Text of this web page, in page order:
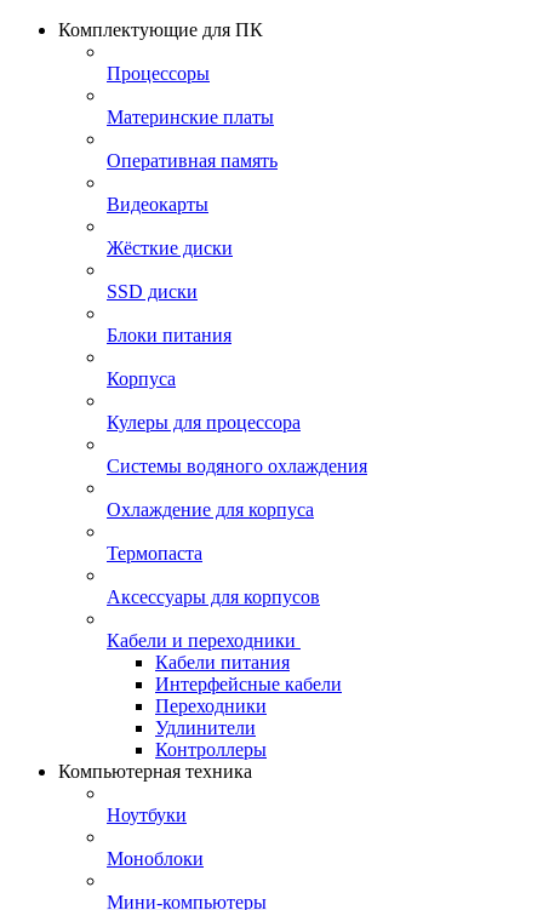
Комплектующие для ПК
Процессоры
Материнские платы
Оперативная память
Видеокарты
Жёсткие диски
SSD диски
Блоки питания
Корпуса
Кулеры для процессора
Системы водяного охлаждения
Охлаждение для корпуса
Термопаста
Аксессуары для корпусов
Кабели и переходники
Кабели питания
Интерфейсные кабели
Переходники
Удлинители
Контроллеры
Компьютерная техника
Ноутбуки
Моноблоки
Мини-компьютеры